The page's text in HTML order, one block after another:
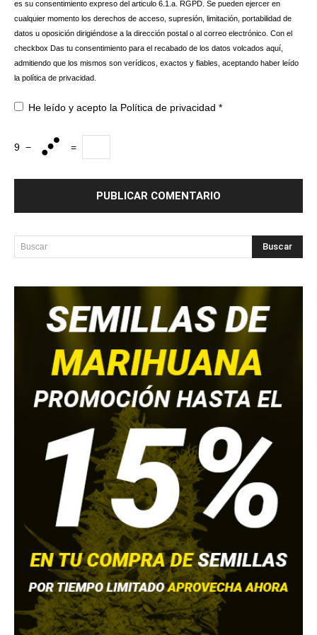
es su consentimiento expreso del articulo 6.1.a. RGPD. Se pueden ejercer en
cualquier momento los derechos de acceso, supresión, limitación, portabilidad de
datos u oposición dirigiéndose a la dirección postal o al correo electrónico. Con el
checkbox Das tu consentimiento para el recabado de los datos volcados aquí,
admitiendo que los mismos son verídicos, exactos y fiables, aceptando haber leído
la política de privacidad.
He leído y acepto la Política de privacidad *
9 − =
Buscar Buscar